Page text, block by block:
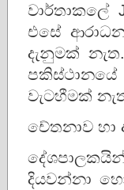
එසේ
දැනුමක්
වැටහීමක්
චේතනාව හා
දියවන්නා